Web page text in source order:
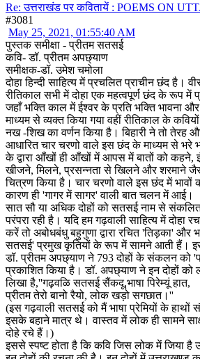
Re: उत्तराखंड पर कवितायें : POEMS ON
#3081
May 25, 2021, 01:55:40 AM
पुस्तक समीक्षा - प्रीतम सतसई
कवि- डॉ. प्रीतम अपछ्याण
समीक्षक-डॉ. उमेश चमोला
दोहा हिन्दी साहित्य में प्रचलित प्राचीन छंद है।
रीतिकाल सभी में दोहा एक महत्वपूर्ण छंद के रूप में
जहाँ भक्ति काल में ईश्वर के प्रति भक्ति भावना और
माध्यम से व्यक्त किया गया वहीं रीतिकाल के
नख -शिख का वर्णन किया है। बिहारी ने तो तेरह
आधारित चार चरणो वाले इस छंद के माध्यम से भरे
के द्वारा आँखों ही आँखों में आपस में बातों को कहने,
खीजने, मिलने, प्रसन्नता से खिलने और शरमाने
चित्रण किया है। चार चरणो वाले इस छंद में भावों
कारण ही 'गागर में सागर' वाली बात चलन में आई।
सात सौ या अधिक दोहों को सतसई नाम से
परंपरा रही है। यदि हम गढ़वाली साहित्य में दोहा
करें तो अबोधबंधु बहुगुणा द्वारा रचित 'तिड़का' और
सतसई' प्रमुख कृतियों के रूप में सामने आती हैं।
डॉ. प्रीतम अपछ्याण ने 793 दोहों के संकलन को
प्रकाशित किया है। डॉ. अपछ्याण ने इन दोहों को
लिखा है,''गढ़वळि सतसई सैंकदू,भाषा पिरेम्यूं हात,
प्रीतम तेरो बानो रैयो, लोक खड़ो सगछात।''
(इस गढ़वाली सतसई को मैं भाषा प्रेमियों के हाथों
इसके बहाने मात्र थे। वास्तव में लोक ही सामने
दोहे रचे हैं।)
इससे स्पष्ट होता है कि कवि जिस लोक में जिया